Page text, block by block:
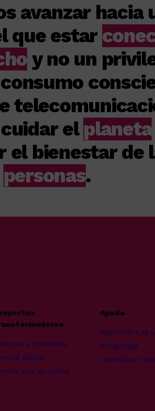
avanzar hacia
que estar
y no un
elplaneta
el bienestar de
personas.
y pantallas
digital
de datos
Ayuda
Atención a la
Preguntas
Consultar